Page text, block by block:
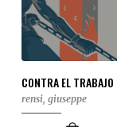
CONTRA EL TRABAJO
rensi, giuseppe